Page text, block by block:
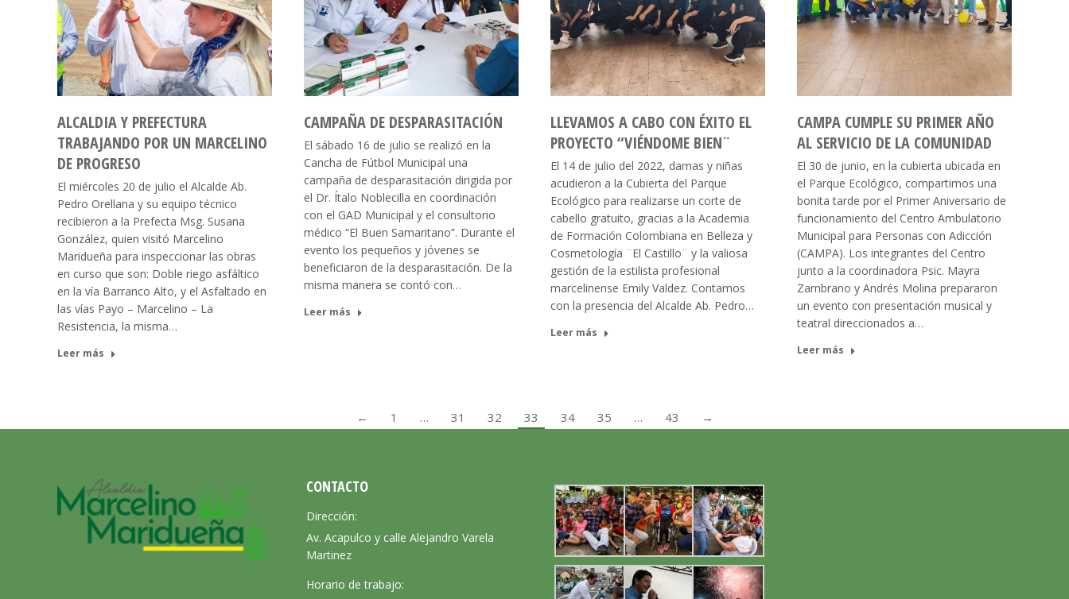
ALCALDIA Y PREFECTURA
TRABAJANDO POR UN MARCELINO
DE PROGRESO
El miércoles 20 de julio el Alcalde Ab.
Pedro Orellana y su equipo técnico
recibieron a la Prefecta Msg. Susana
González, quien visitó Marcelino
Maridueña para inspeccionar las obras
en curso que son: Doble riego asfáltico
en la vía Barranco Alto, y el Asfaltado en
las vías Payo – Marcelino – La
Resistencia, la misma…
Leer más
CAMPAÑA DE DESPARASITACIÓN
El sábado 16 de julio se realizó en la
Cancha de Fútbol Municipal una
campaña de desparasitación dirigida por
el Dr. Ítalo Noblecilla en coordinación
con el GAD Municipal y el consultorio
médico “El Buen Samaritano”. Durante el
evento los pequeños y jóvenes se
beneficiaron de la desparasitación. De la
misma manera se contó con…
Leer más
LLEVAMOS A CABO CON ÉXITO EL
PROYECTO “VIÉNDOME BIEN¨
El 14 de julio del 2022, damas y niñas
acudieron a la Cubierta del Parque
Ecológico para realizarse un corte de
cabello gratuito, gracias a la Academia
de Formación Colombiana en Belleza y
Cosmetología ¨El Castillo¨ y la valiosa
gestión de la estilista profesional
marcelinense Emily Valdez. Contamos
con la presencia del Alcalde Ab. Pedro…
Leer más
CAMPA CUMPLE SU PRIMER AÑO
AL SERVICIO DE LA COMUNIDAD
El 30 de junio, en la cubierta ubicada en
el Parque Ecológico, compartimos una
bonita tarde por el Primer Aniversario de
funcionamiento del Centro Ambulatorio
Municipal para Personas con Adicción
(CAMPA). Los integrantes del Centro
junto a la coordinadora Psic. Mayra
Zambrano y Andrés Molina prepararon
un evento con presentación musical y
teatral direccionados a…
Leer más
← 1 … 31 32 33 34 35 … 43 →
CONTACTO
Dirección:
Av. Acapulco y calle Alejandro Varela
Martinez
Horario de trabajo: